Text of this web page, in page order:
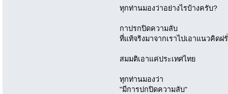
ทุกท่านมองว่าอย่างไรบ้างครับ?
กาปรกปิดความลับ
ที่แท้จริงมาจากเราไปเอาแนวคิดฝ
สมมติเอาแค่ประเทศไทย
ทุกท่านมองว่า
"มีการปกปิดความลับ"